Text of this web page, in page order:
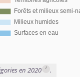
en 2020 i .